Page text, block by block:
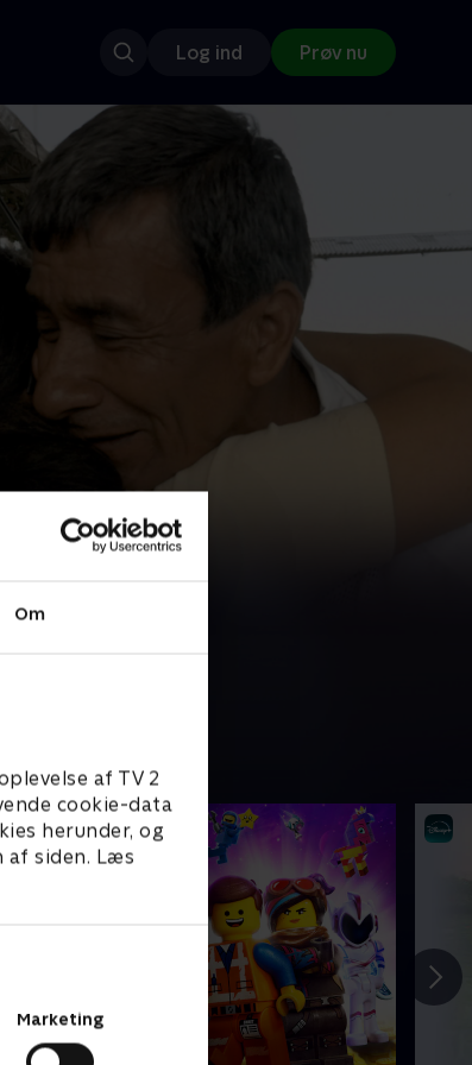
Om
af TV 2
cookie-data
herunder, og
af siden. Læs
Marketing
Log ind Prøv nu